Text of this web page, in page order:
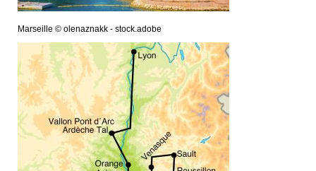
Marseille © olenaznakk - stock.adobe